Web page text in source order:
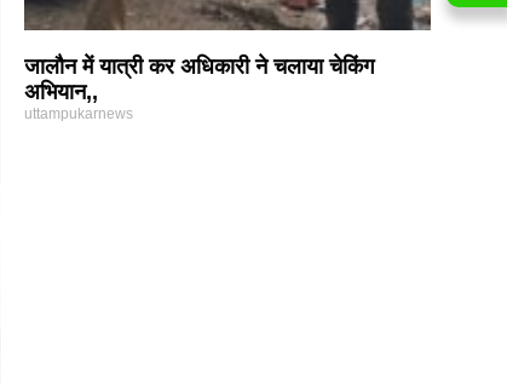
जालौन में यात्री कर अधिकारी ने चलाया चेकिंग
अभियान,,
uttampukarnews